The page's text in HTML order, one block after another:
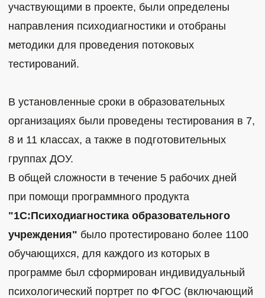
участвующими в проекте, были определены
направления психодиагностики и отобраны
методики для проведения потоковых
тестирований.
В установленные сроки в образовательных
организациях были проведены тестирования в 7,
8 и 11 классах, а также в подготовительных
группах ДОУ.
В общей сложности в течение 5 рабочих дней
при помощи программного продукта
"1С:Психодиагностика образовательного
учреждения" было протестировано более 1100
обучающихся, для каждого из которых в
программе был сформирован индивидуальный
психологический портрет по ФГОС (включающий